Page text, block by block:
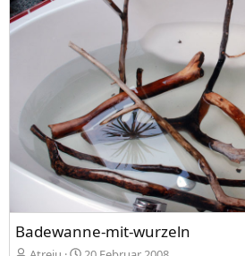
Badewanne-mit-wurzeln